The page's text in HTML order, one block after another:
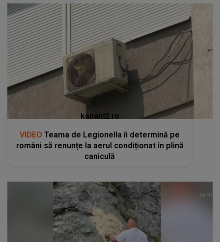
kanald2.ro
VIDEO Teama de Legionella îi determină pe
români să renunțe la aerul condiționat în plină
caniculă